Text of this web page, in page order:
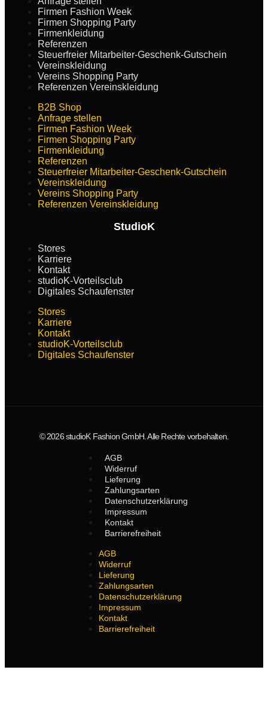
Firmen Fashion Week
Firmen Shopping Party
Firmenkleidung
Referenzen
Steuerfreier Mitarbeiter-Geschenk-Gutschein
Vereinskleidung
Vereins Shopping Party
Referenzen Vereinskleidung
B2B Shop
Anfrage stellen
Firmen Fashion Week
Firmen Shopping Party
Firmenkleidung
Referenzen
Steuerfreier Mitarbeiter-Geschenk-Gutschein
Vereinskleidung
Vereins Shopping Party
Referenzen Vereinskleidung
StudioK
Stores
Karriere
Kontakt
studioK-Vorteilsclub
Digitales Schaufenster
Stores
Karriere
Kontakt
studioK-Vorteilsclub
Digitales Schaufenster
© 2026 studioK Fashion GmbH. Alle Rechte vorbehalten.
AGB
Widerruf
Lieferung
Zahlungsarten
Datenschutzerklärung
Impressum
Kontakt
Barrierefreiheit
AGB
Widerruf
Lieferung
Zahlungsarten
Datenschutzerklärung
Impressum
Kontakt
Barrierefreiheit